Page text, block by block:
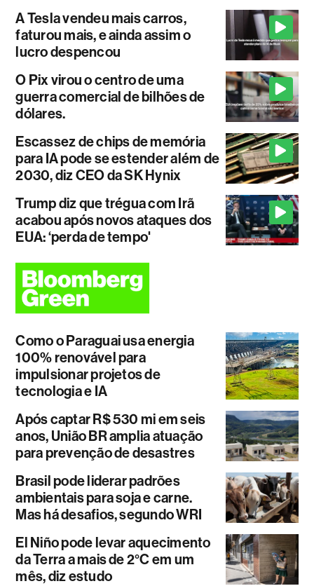
A Tesla vendeu mais carros,
faturou mais, e ainda assim o
lucro despencou
O Pix virou o centro de uma
guerra comercial de bilhões de
dólares.
Escassez de chips de memória
para IA pode se estender além de
2030, diz CEO da SK Hynix
Trump diz que trégua com Irã
acabou após novos ataques dos
EUA: ‘perda de tempo'
Como o Paraguai usa energia
100% renovável para
impulsionar projetos de
tecnologia e IA
Após captar R$ 530 mi em seis
anos, União BR amplia atuação
para prevenção de desastres
Brasil pode liderar padrões
ambientais para soja e carne.
Mas há desafios, segundo WRI
El Niño pode levar aquecimento
da Terra a mais de 2°C em um
mês, diz estudo